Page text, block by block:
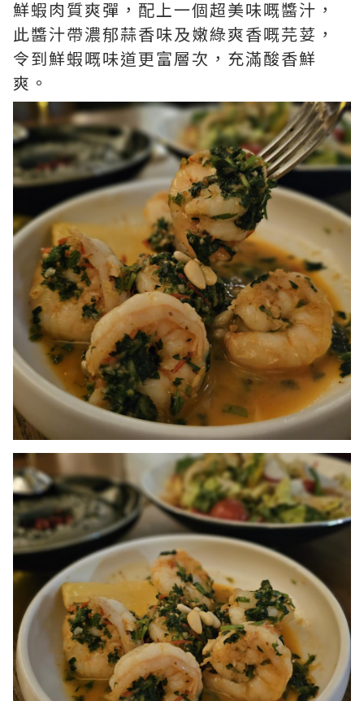
鮮蝦肉質爽彈，配上一個超美味嘅醬汁，
此醬汁帶濃郁蒜香味及嫩綠爽香嘅芫荽，
令到鮮蝦嘅味道更富層次，充滿酸香鮮
爽。